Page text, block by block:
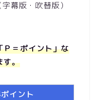
幕版・吹替版）
Ｐ＝ポイント」な
す。
イント